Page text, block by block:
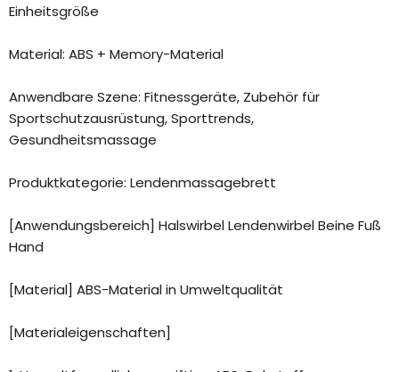
Einheitsgröße
Material: ABS + Memory-Material
Anwendbare Szene: Fitnessgeräte, Zubehör für
Sportschutzausrüstung, Sporttrends,
Gesundheitsmassage
Produktkategorie: Lendenmassagebrett
[Anwendungsbereich] Halswirbel Lendenwirbel Beine Fuß
Hand
[Material] ABS-Material in Umweltqualität
[Materialeigenschaften]